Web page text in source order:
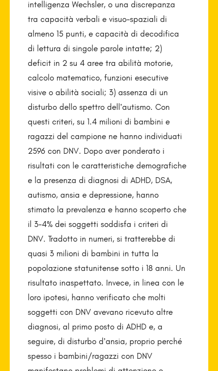
intelligenza Wechsler, o una discrepanza
tra capacità verbali e visuo-spaziali di
almeno 15 punti, e capacità di decodifica
di lettura di singole parole intatte; 2)
deficit in 2 su 4 aree tra abilità motorie,
calcolo matematico, funzioni esecutive
visive o abilità sociali; 3) assenza di un
disturbo dello spettro dell’autismo. Con
questi criteri, su 1.4 milioni di bambini e
ragazzi del campione ne hanno individuati
2596 con DNV. Dopo aver ponderato i
risultati con le caratteristiche demografiche
e la presenza di diagnosi di ADHD, DSA,
autismo, ansia e depressione, hanno
stimato la prevalenza e hanno scoperto che
il 3-4% dei soggetti soddisfa i criteri di
DNV. Tradotto in numeri, si tratterebbe di
quasi 3 milioni di bambini in tutta la
popolazione statunitense sotto i 18 anni. Un
risultato inaspettato. Invece, in linea con le
loro ipotesi, hanno verificato che molti
soggetti con DNV avevano ricevuto altre
diagnosi, al primo posto di ADHD e, a
seguire, di disturbo d’ansia, proprio perché
spesso i bambini/ragazzi con DNV